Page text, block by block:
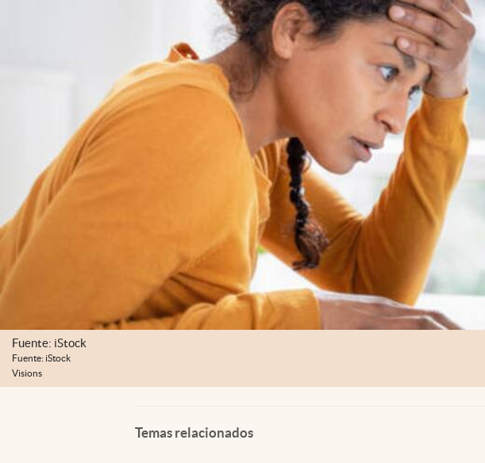
Fuente: iStock
Fuente: iStock
Visions
Temas relacionados